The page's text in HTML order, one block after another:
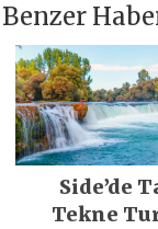
Benzer
Side’de
Tekne